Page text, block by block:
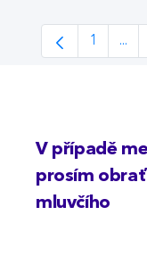
Stránka
1 ...
V případě
prosím
mluvčího